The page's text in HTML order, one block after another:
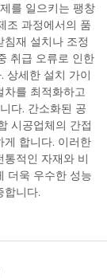
를 일으키는 팽창
조 과정에서의 품
재 설치나 조정
취급 오류로 인한
상세한 설치 가이
차를 최적화하고
다. 간소화된 공
시공업체의 간접
게 합니다. 이러한
적인 자재와 비
더욱 우수한 성능
합니다.